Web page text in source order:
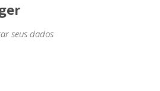
seus dados